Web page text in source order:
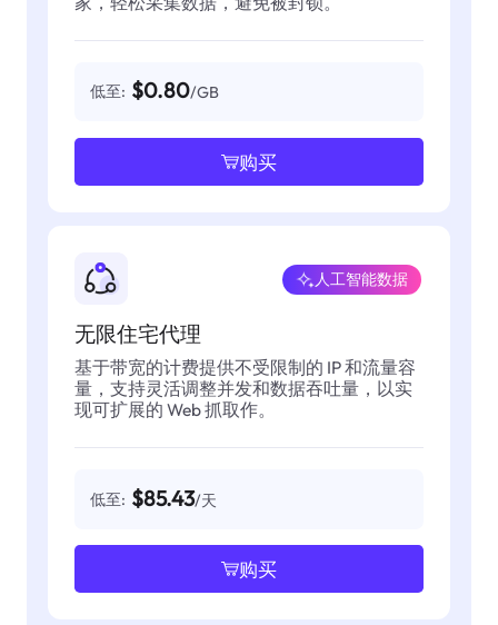
低至: $0.80/GB
购买
无限住宅代理
人工智能数据
基于带宽的计费提供不受限制的 IP 和流量容
量，支持灵活调整并发和数据吞吐量，以实
现可扩展的 Web 抓取作。
低至: $85.43/天
购买